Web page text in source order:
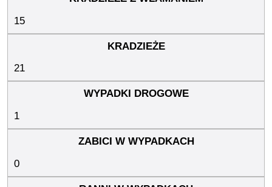
15
21
1
0